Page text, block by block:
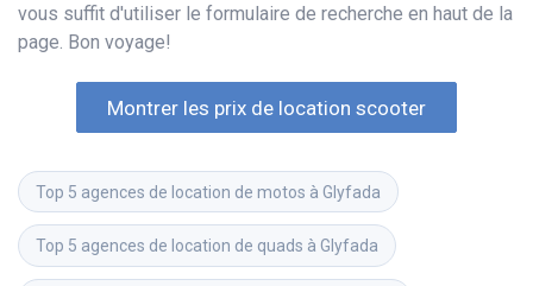
vous suffit d'utiliser le formulaire de recherche en haut de la
page. Bon voyage!
Montrer les prix de location scooter
Top 5 agences de location de motos à Glyfada
Top 5 agences de location de quads à Glyfada